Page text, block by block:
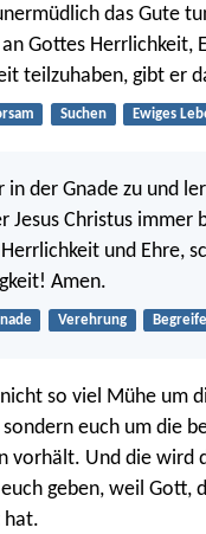
das Gute
Gottes Herrlichkeit,
teilzuhaben, gibt er
Suchen Ewiges
der Gnade zu und
Jesus Christus immer
und Ehre,
Amen.
Verehrung
so viel Mühe um
sondern euch um die
vorhält. Und die wird
geben, weil Gott,
hat.